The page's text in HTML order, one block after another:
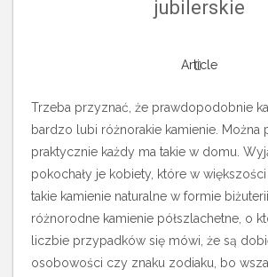
jubilerskie
Article
Trzeba przyznać, że prawdopodobnie
bardzo lubi różnorakie kamienie. Można
praktycznie każdy ma takie w domu.
pokochały je kobiety, które w
takie kamienie naturalne w formie
różnorodne kamienie półszlachetne, o
liczbie przypadków się mówi, że są
osobowości czy znaku zodiaku, bo